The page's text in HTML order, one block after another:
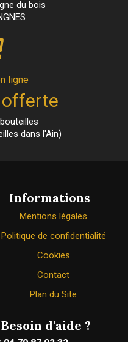
du bois
ligne
offerte
dans l'Ain)
Informations
Mentions légales
Politique de confidentialité
Cookies
Contact
Plan du Site
Besoin d'aide ?